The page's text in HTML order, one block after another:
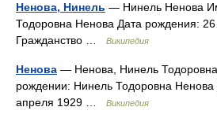
Ненова, Нинель — Нинель Ненова
Тодоровна Ненова Дата рождения:
Гражданство …
Википедия
Ненова — Ненова, Нинель
рождении: Нинель Тодоровна
апреля 1929 …
Википедия